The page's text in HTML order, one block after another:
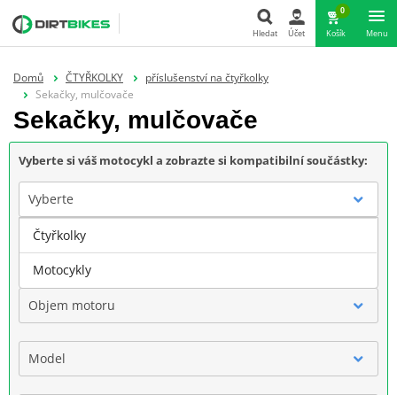
Hledat Účet
0
Košík Menu
Domů ČTYŘKOLKY
příslušenství na čtyřkolky
Sekačky, mulčovače
Sekačky, mulčovače
Vyberte si váš motocykl a zobrazte si kompatibilní součástky:
Vyberte
Značka
Objem motoru
Model
Čtyřkolky
Motocykly